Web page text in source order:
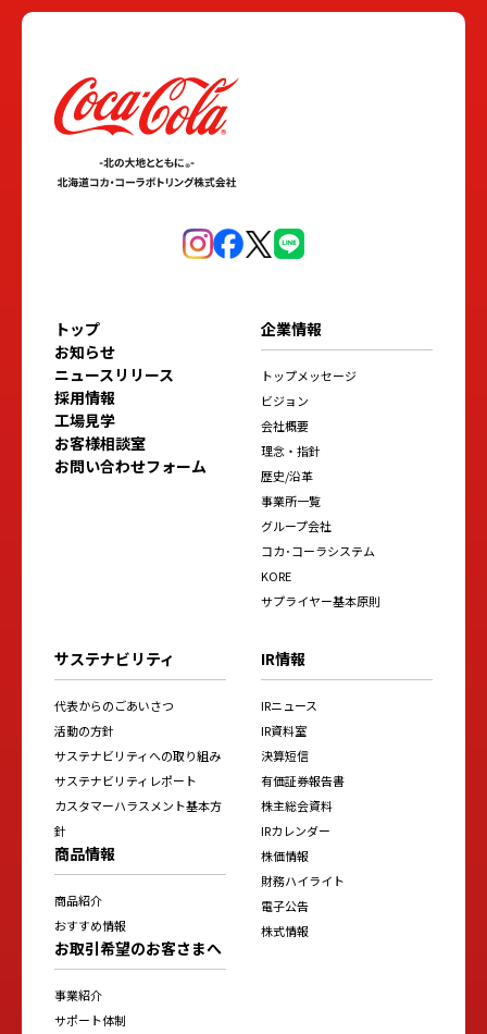
トップ
お知らせ
ニュースリリース
採用情報
工場見学
お客様相談室
お問い合わせフォーム
企業情報
トップメッセージ
ビジョン
会社概要
理念・指針
歴史/沿革
事業所一覧
グループ会社
コカ･コーラシステム
KORE
サプライヤー基本原則
サステナビリティ
代表からのごあいさつ
活動の方針
サステナビリティへの取り組み
サステナビリティレポート
カスタマーハラスメント基本方
針
商品情報
商品紹介
おすすめ情報
お取引希望のお客さまへ
事業紹介
サポート体制
IR情報
IRニュース
IR資料室
決算短信
有価証券報告書
株主総会資料
IRカレンダー
株価情報
財務ハイライト
電子公告
株式情報